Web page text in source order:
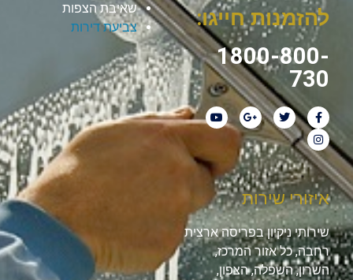
להזמנות חייגו:
1800-800-
730
שאיבת הצפות
צביעת דירות
איזורי שירות
שירותי ניקיון בפריסה ארצית
רחבה, כל אזור המרכז,
השרון, השפלה, הצפון,